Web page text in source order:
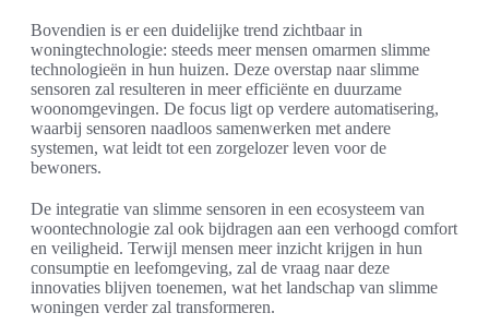
Bovendien is er een duidelijke trend zichtbaar in
woningtechnologie: steeds meer mensen omarmen slimme
technologieën in hun huizen. Deze overstap naar slimme
sensoren zal resulteren in meer efficiënte en duurzame
woonomgevingen. De focus ligt op verdere automatisering,
waarbij sensoren naadloos samenwerken met andere
systemen, wat leidt tot een zorgelozer leven voor de
bewoners.
De integratie van slimme sensoren in een ecosysteem van
woontechnologie zal ook bijdragen aan een verhoogd comfort
en veiligheid. Terwijl mensen meer inzicht krijgen in hun
consumptie en leefomgeving, zal de vraag naar deze
innovaties blijven toenemen, wat het landschap van slimme
woningen verder zal transformeren.